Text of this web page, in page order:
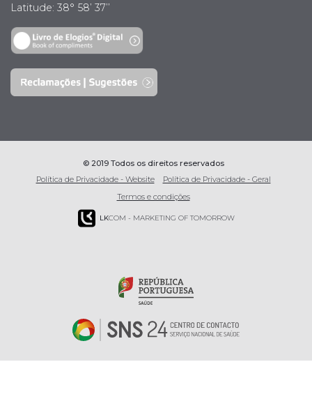
Latitude: 38° 58’ 37’’
© 2019 Todos os direitos reservados
Política de Privacidade - Website
Política de Privacidade - Geral
Termos e condições
LKCOM - MARKETING OF TOMORROW